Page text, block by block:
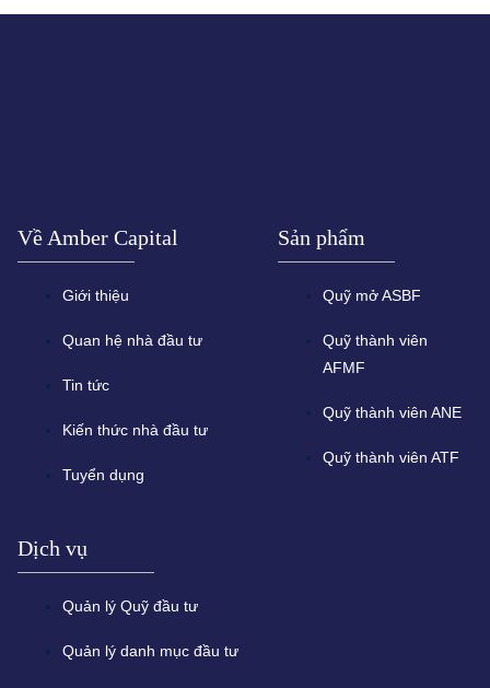
Về Amber Capital
Giới thiệu
Quan hệ nhà đầu tư
Tin tức
Kiến thức nhà đầu tư
Tuyển dụng
Sản phẩm
Quỹ mở ASBF
Quỹ thành viên
AFMF
Quỹ thành viên ANE
Quỹ thành viên ATF
Dịch vụ
Quản lý Quỹ đầu tư
Quản lý danh mục đầu tư